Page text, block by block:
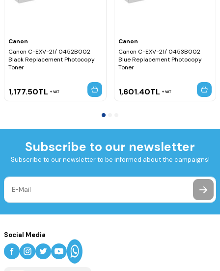
Canon
Canon C-EXV-21/ 0452B002
Black Replacement Photocopy
Toner
1,177.50TL VAT
Canon
Canon C-EXV-21/ 0453B002
Blue Replacement Photocopy
Toner
1,601.40TL VAT
Subscribe to our newsletter
Subscribe to our newsletter to be informed about the campaigns!
Social Media